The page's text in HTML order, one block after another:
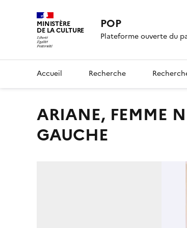
MINISTÈRE
DE LA CULTURE POP
Plateforme ouverte du
Accueil Recherche
ARIANE, FEMME NUE ALLONGEE, DE PROFIL VERS LA
GAUCHE